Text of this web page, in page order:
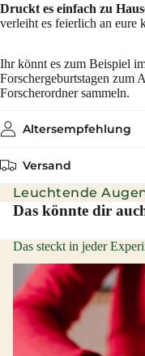
Druckt es einfach zu
verleiht es feierlich an eure
Ihr könnt es zum Beispiel
Forschergeburtstagen zum
Forscherordner sammeln.
Altersempfehlung
Versand
Leuchtende Augen
Das könnte dir
Das steckt in jeder